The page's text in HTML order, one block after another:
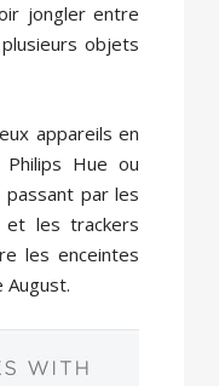
jongler entre
objets
appareils en
Hue ou
par les
et les trackers
les enceintes
August.